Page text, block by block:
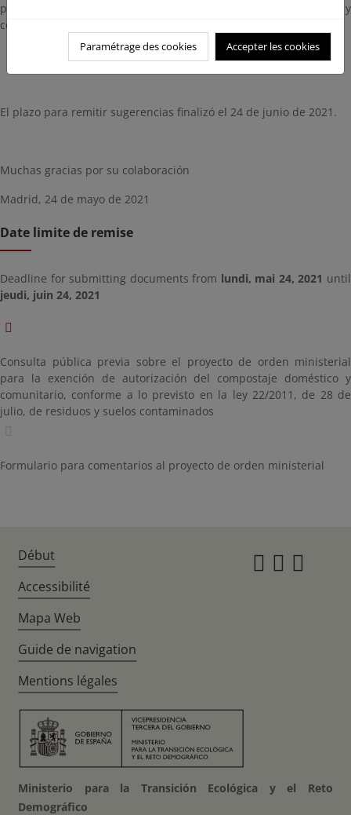
para eximir de autorización al compostaje doméstico y
comunitario, a efectos de recabar su opinión al respecto.
El plazo para remitir sugerencias finalizó el 24 de junio de 2021.
Muchas gracias por su colaboración
Madrid, 24 de mayo de 2021
Date limite de remise
Deadline for submitting documents from lundi, mai 24, 2021 until
jeudi, juin 24, 2021
Consulta pública previa sobre el proyecto de orden ministerial
para la exención de autorización del compostaje doméstico y
comunitario, conforme a lo previsto en la ley 22/2011, de 28 de
julio, de residuos y suelos contaminados
Formulario para comentarios al proyecto de orden ministerial
Paramétrage des cookies Accepter les cookies
Début
Accessibilité
Mapa Web
Guide de navigation
Mentions légales
Ministerio para la Transición Ecológica y el Reto
Demográfico